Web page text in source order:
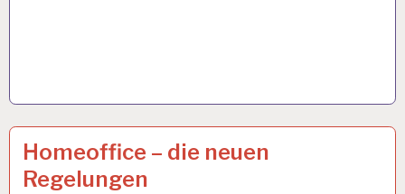
ARBEIT
UND
GESUNDHEIT…
Homeoffice – die neuen
Regelungen
6 APR. 2021